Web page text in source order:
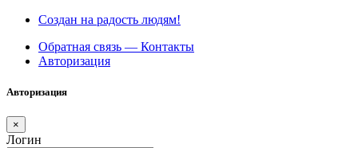
Создан на радость людям!
Обратная связь — Контакты
Авторизация
Авторизация
×
Логин